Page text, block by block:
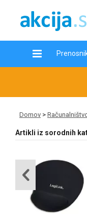
Domov >
Artikli iz sorodnih